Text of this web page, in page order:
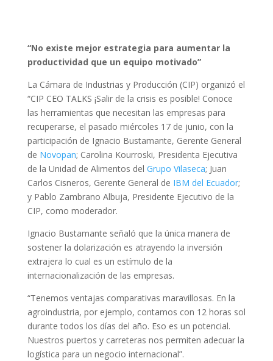
“No existe mejor estrategia para aumentar la
productividad que un equipo motivado”
La Cámara de Industrias y Producción (CIP) organizó el
“CIP CEO TALKS ¡Salir de la crisis es posible! Conoce
las herramientas que necesitan las empresas para
recuperarse, el pasado miércoles 17 de junio, con la
participación de Ignacio Bustamante, Gerente General
de Novopan; Carolina Kourroski, Presidenta Ejecutiva
de la Unidad de Alimentos del Grupo Vilaseca; Juan
Carlos Cisneros, Gerente General de IBM del Ecuador;
y Pablo Zambrano Albuja, Presidente Ejecutivo de la
CIP, como moderador.
Ignacio Bustamante señaló que la única manera de
sostener la dolarización es atrayendo la inversión
extrajera lo cual es un estímulo de la
internacionalización de las empresas.
“Tenemos ventajas comparativas maravillosas. En la
agroindustria, por ejemplo, contamos con 12 horas sol
durante todos los días del año. Eso es un potencial.
Nuestros puertos y carreteras nos permiten adecuar la
logística para un negocio internacional”.